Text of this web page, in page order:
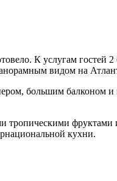
К услугам гостей
видом на
большим балконом
тропическими
кухни.